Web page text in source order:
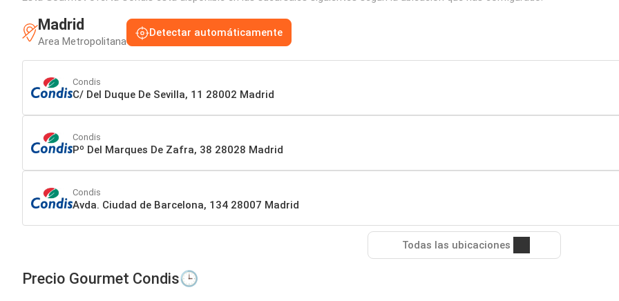
Madrid
Area Metropolitana
Detectar automáticamente
Condis
C/ Del Duque De Sevilla, 11 28002 Madrid
Condis
Pº Del Marques De Zafra, 38 28028 Madrid
Condis
Avda. Ciudad de Barcelona, 134 28007 Madrid
Todas las ubicaciones
Precio Gourmet Condis🕒